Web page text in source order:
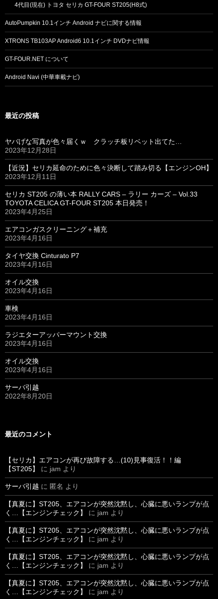
4代目(現在) トヨタ セリカ GT-FOUR ST205(H8式)
AutoPumpkin 10.1インチ Android ナビに関する情報
XTRONS TB103AP Android6 10.1インチ DVDナビ情報
GT-FOUR.NET について
Android Navi (中華車載ナビ)
最近の投稿
ヤバげな写真が色々届くｗ クラッチ板リベット出てた…
2023年12月28日
【近況】セリカ延命のために色々決断して踏み切る【エンジンOH】
2023年12月11日
セリカ ST205 の薄い本 RALLY CARS – ラリー カーズ – Vol.33
TOYOTA CELICA GT-FOUR ST205 本日発売！
2023年4月25日
エアコンガスクリーニング＋補充
2023年4月16日
タイヤ交換 Cinturato P7
2023年4月16日
オイル交換
2023年4月16日
車検
2023年4月16日
ラジエターアッパーマウント交換
2023年4月16日
オイル交換
2023年4月16日
サーバ引越
2022年8月20日
最近のコメント
【セリカ】エアコンが再び故障する…(10)見事復活！！編
【ST205】
に jam より
サーバ引越 に 匿名 より
【真夏に】ST205、エアコンが突然沈黙し、心臓に悪いランプが点
く…【エンジンチェック】
に jam より
【真夏に】ST205、エアコンが突然沈黙し、心臓に悪いランプが点
く…【エンジンチェック】
に jam より
【真夏に】ST205、エアコンが突然沈黙し、心臓に悪いランプが点
く…【エンジンチェック】
に jam より
【真夏に】ST205、エアコンが突然沈黙し、心臓に悪いランプが点
く…【エンジンチェック】
に jam より